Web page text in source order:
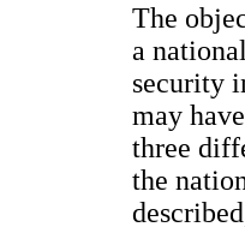
The
a
security
may
three
the